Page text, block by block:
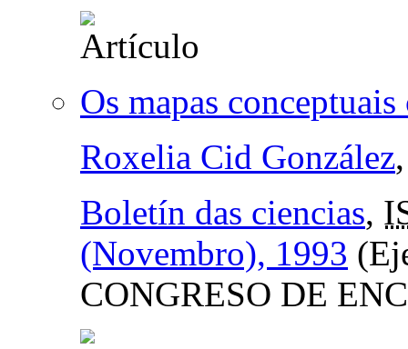
Os mapas
Roxelia Cid González
Boletín das ciencias,
(Novembro), 1993
CONGRESO DE